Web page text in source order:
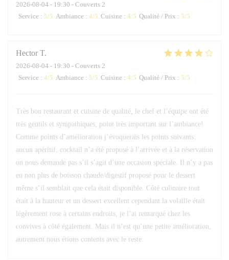
2026-08-04 - 19:30 - Couverts 2
Service : 5/5 Ambiance : 4/5 Cuisine : 4/5 Qualité / Prix : 5/5
Hector T
2026-08-04 - 19:30 - Couverts 2
Service : 4/5 Ambiance : 5/5 Cuisine : 4/5 Qualité / Prix : 5/5
Très bon restaurant et cuisine de qualité, le chef et l’équipe ont été
très gentils et sympathiques, point très important sur l’ambiance!
Comme points d’amélioration j’évoquerais les points suivants:
aucun apéritif, cocktail n’a été proposé à l’arrivée et à la réservation
on nous demande pas s’il s’agit d’une occasion spéciale. Il n’y a pas
eu non plus de boisson chaude/digestif proposé pour le dessert
même s’il semblait que cela était disponible. Côté culinaire tout
était à la hauteur et un dessert excellent cependant la volaille était
légèrement rose à certains endroits, je l’ai remarqué chez les
convives à côté également. Mais il n’est qu’une petite amélioration,
autrement nous étions contents avec le reste.